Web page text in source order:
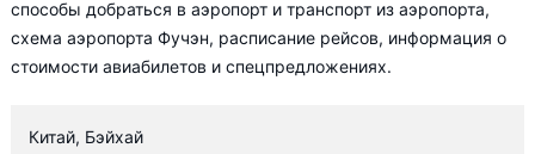
способы добраться в аэропорт и транспорт из аэропорта,
схема аэропорта Фучэн, расписание рейсов, информация о
стоимости авиабилетов и спецпредложениях.
Китай, Бэйхай